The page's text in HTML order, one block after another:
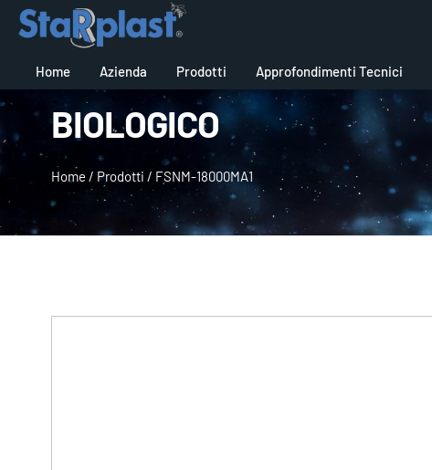
Home Azienda Prodotti Approfondimenti Tecnici
BIOLOGICO
Home / Prodotti / FSNM-18000MA1